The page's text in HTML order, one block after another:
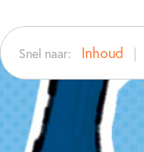
Snel naar: Inhoud